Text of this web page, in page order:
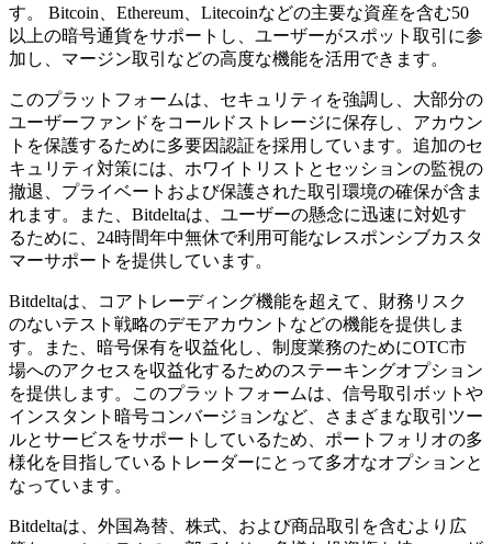
す。 Bitcoin、Ethereum、Litecoinなどの主要な資産を含む50
以上の暗号通貨をサポートし、ユーザーがスポット取引に参
加し、マージン取引などの高度な機能を活用できます。
このプラットフォームは、セキュリティを強調し、大部分の
ユーザーファンドをコールドストレージに保存し、アカウン
トを保護するために多要因認証を採用しています。追加のセ
キュリティ対策には、ホワイトリストとセッションの監視の
撤退、プライベートおよび保護された取引環境の確保が含ま
れます。また、Bitdeltaは、ユーザーの懸念に迅速に対処す
るために、24時間年中無休で利用可能なレスポンシブカスタ
マーサポートを提供しています。
Bitdeltaは、コアトレーディング機能を超えて、財務リスク
のないテスト戦略のデモアカウントなどの機能を提供しま
す。また、暗号保有を収益化し、制度業務のためにOTC市
場へのアクセスを収益化するためのステーキングオプション
を提供します。このプラットフォームは、信号取引ボットや
インスタント暗号コンバージョンなど、さまざまな取引ツー
ルとサービスをサポートしているため、ポートフォリオの多
様化を目指しているトレーダーにとって多才なオプションと
なっています。
Bitdeltaは、外国為替、株式、および商品取引を含むより広